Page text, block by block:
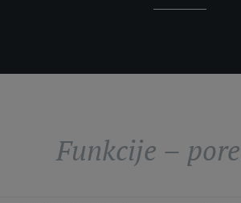
Funkcije –